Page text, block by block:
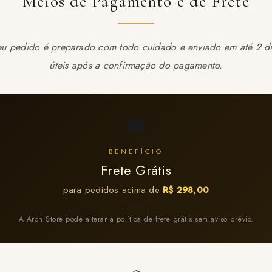
pedido é preparado com todo cuidado e enviado em até 2
úteis após a confirmação do pagamento.
BENEFÍCIO
Frete Grátis
para pedidos acima de R$ 298,00
A Arch Store pode alterar a política de frete grátis sem aviso prévio.